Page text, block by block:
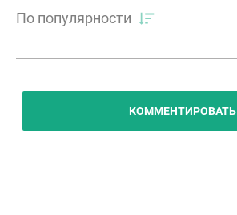
По популярности
КОММЕНТИРОВАТЬ